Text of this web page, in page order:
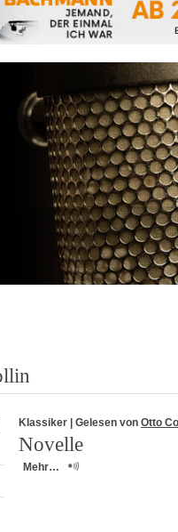
Klassiker | Gelesen von Otto
Novelle
Mehr…